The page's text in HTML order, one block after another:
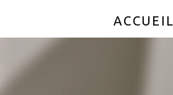
ACCUEIL